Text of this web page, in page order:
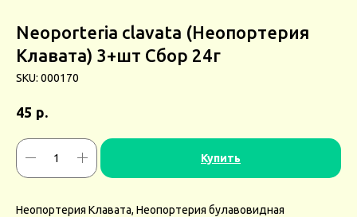
Neoporteria clavata (Неопортерия
Клавата) 3+шт Сбор 24г
SKU: 000170
45 р.
Купить
Неопортерия Клавата, Неопортерия булавовидная